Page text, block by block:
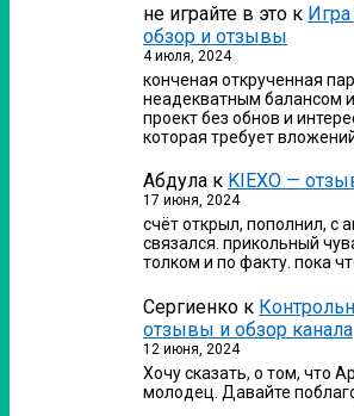
не играйте в это к
обзор и отзывы
4 июля, 2024
конченая открученная
неадекватным балансом
проект без обнов и
которая требует
Абдула к KIEXO —
17 июня, 2024
счёт открыл, пополнил, с
связался. прикольный
толком и по факту. пока
Сергиенко к
отзывы и обзор канала
12 июня, 2024
Хочу сказать, о том, что
молодец. Давайте